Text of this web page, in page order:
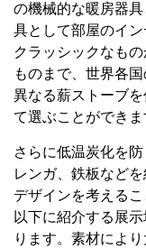
の機械的な暖房器
具として部屋のイン
クラッシックなも
ものまで、世界各
異なる薪ストーブ
て選ぶことができま
さらに低温炭化を
レンガ、鉄板など
デザインを考えるこ
以下に紹介する展
ります。素材によ